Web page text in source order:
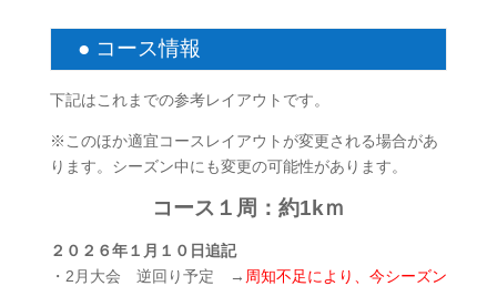
● コース情報
下記はこれまでの参考レイアウトです。
※このほか適宜コースレイアウトが変更される場合があ
ります。シーズン中にも変更の可能性があります。
コース１周：約1kｍ
２０２６年１月１０日追記
・2月大会 逆回り予定 → 周知不足により、今シーズン